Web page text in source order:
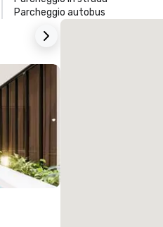
Parcheggio autobus